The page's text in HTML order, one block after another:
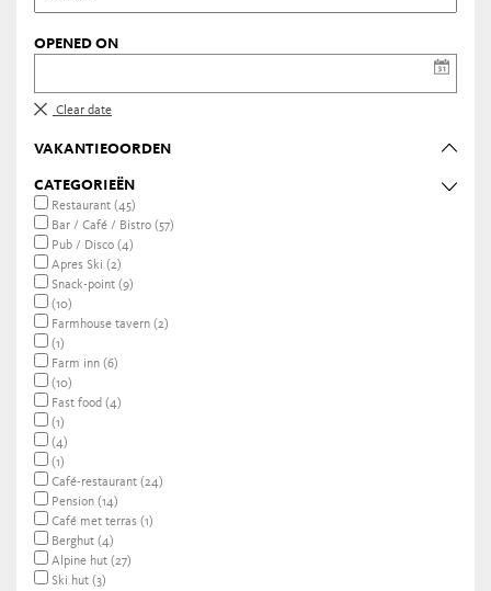
OPENED ON
Clear date
VAKANTIEOORDEN
CATEGORIEËN
Restaurant (45)
Bar / Café / Bistro (57)
Pub / Disco (4)
Apres Ski (2)
Snack-point (9)
(10)
Farmhouse tavern (2)
(1)
Farm inn (6)
(10)
Fast food (4)
(1)
(4)
(1)
Café-restaurant (24)
Pension (14)
Café met terras (1)
Berghut (4)
Alpine hut (27)
Ski hut (3)